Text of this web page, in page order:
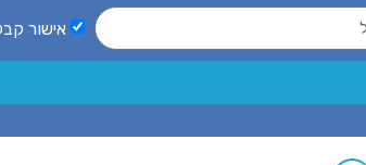
אישור